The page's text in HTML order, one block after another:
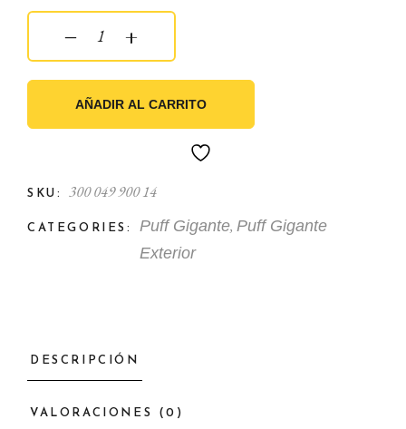
Puff Gigante Sunset Turquesa quantity
‒ +
AÑADIR AL CARRITO
SKU: 300 049 900 14
CATEGORIES: Puff Gigante, Puff Gigante
Exterior
DESCRIPCIÓN
VALORACIONES (0)